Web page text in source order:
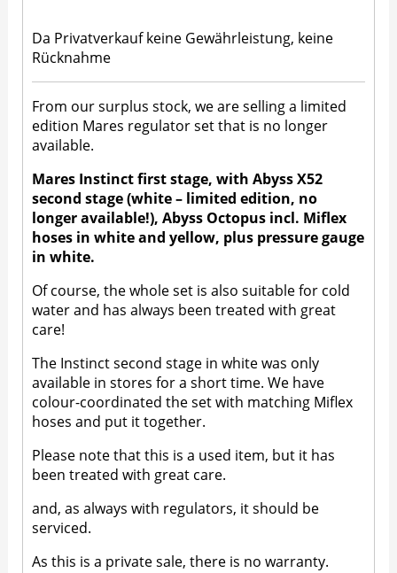
Da Privatverkauf keine Gewährleistung, keine
Rücknahme
From our surplus stock, we are selling a limited
edition Mares regulator set that is no longer
available.
Mares Instinct first stage, with Abyss X52
second stage (white – limited edition, no
longer available!), Abyss Octopus incl. Miflex
hoses in white and yellow, plus pressure gauge
in white.
Of course, the whole set is also suitable for cold
water and has always been treated with great
care!
The Instinct second stage in white was only
available in stores for a short time. We have
colour-coordinated the set with matching Miflex
hoses and put it together.
Please note that this is a used item, but it has
been treated with great care.
and, as always with regulators, it should be
serviced.
As this is a private sale, there is no warranty.